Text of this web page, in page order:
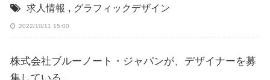
求人情報 , グラフィックデザイン
2022/10/11 15:00
株式会社ブルーノート・ジャパンが、デザイナーを募